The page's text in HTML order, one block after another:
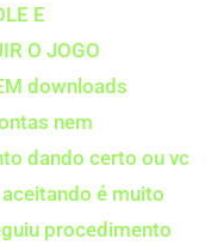
E
O JOGO
downloads
nem
dando certo ou vc
é muito
procedimento